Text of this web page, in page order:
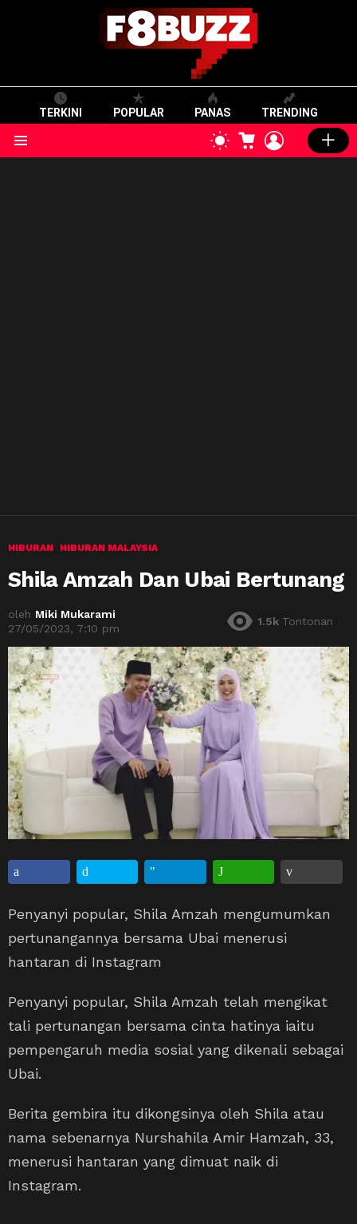
TERKINI POPULAR PANAS TRENDING
SWITCH
SKIN
CART LOGIN
HIBURAN HIBURAN MALAYSIA
Shila Amzah Dan Ubai Bertunang
oleh Miki Mukarami
27/05/2023, 7:10 pm
1.5k Tontonan
Penyanyi popular, Shila Amzah mengumumkan
pertunangannya bersama Ubai menerusi
hantaran di Instagram
Penyanyi popular, Shila Amzah telah mengikat
tali pertunangan bersama cinta hatinya iaitu
pempengaruh media sosial yang dikenali sebagai
Ubai.
Berita gembira itu dikongsinya oleh Shila atau
nama sebenarnya Nurshahila Amir Hamzah, 33,
menerusi hantaran yang dimuat naik di
Instagram.